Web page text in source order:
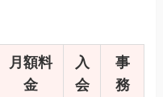
月額料
金
入
会
事
務